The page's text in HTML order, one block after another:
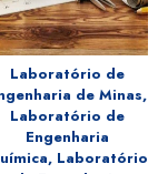
Laboratório de
de Minas,
Laboratório de
Engenharia
Laboratório